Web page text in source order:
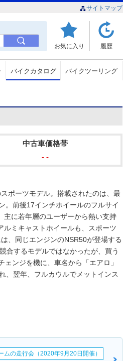
サイトマップ
お気に入り 履歴
バイクカタログ バイクツーリング
中古車価格帯
- -
ポーツモデル。搭載されたのは、最
。前後17インチホイールのフルサイ
主に若年層のユーザーから熱い支持
ルミキャストホイールも、スポーツ
、同じエンジンのNSR50が登場する
合するモデルではなかったが、買う
ンジを機に、車名から「エアロ」
、翌年、フルカウルでメットインス
ムの走行会（2020年9月20日開催）